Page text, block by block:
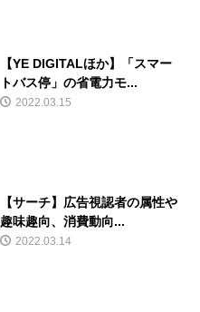
【YE DIGITALほか】「スマー
トバス停」の省電力モ...
2022.03.15
【サーチ】広告視認者の属性や
趣味趣向、消費動向...
2022.03.14